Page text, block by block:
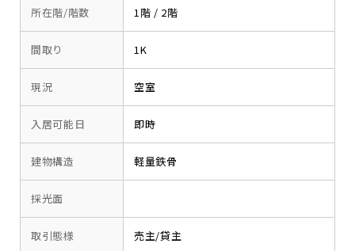
所在階/階数 1階 / 2階
間取り 1K
現況 空室
入居可能日 即時
建物構造 軽量鉄骨
採光面
取引態様 売主/貸主